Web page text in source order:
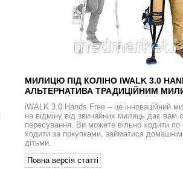
МИЛИЦЮ ПІД КОЛІНО IWALK 3.0
АЛЬТЕРНАТИВА ТРАДИЦІЙНИМ
iWALK 3.0 Hands Free – це інноваційний
на відміну від звичайних милиць дає вам
пересування. Ви можете вільно ходити по
ходити за покупками, займатися
дітьми.
Повна версія статті